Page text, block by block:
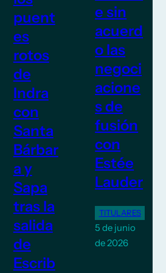
puent
es
rotos
de
Indra
con
Santa
Bárbar
a y
Sapa
tras la
salida
de
Escrib
e sin
acuerd
o las
negoci
acione
s de
fusión
con
Estée
Lauder
TITULARES
5 de junio
de 2026